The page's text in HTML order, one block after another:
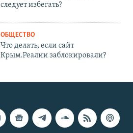
следует избегать?
ОБЩЕСТВО
Что делать, если сайт
Крым.Реалии заблокировали?